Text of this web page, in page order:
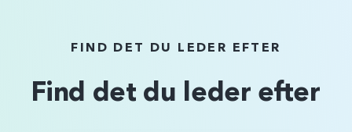
FIND DET DU LEDER EFTER
Find det du leder efter